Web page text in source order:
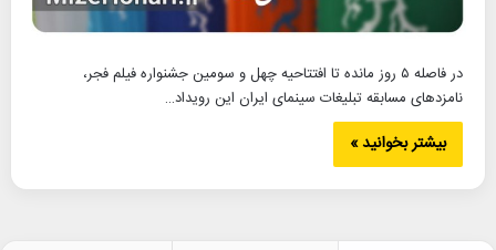
در فاصله ۵ روز مانده تا افتتاحیه چهل و سومین جشنواره فیلم فجر،
نامزدهای مسابقه تبلیغات سینمای ایران این رویداد…
بیشتر بخوانید »